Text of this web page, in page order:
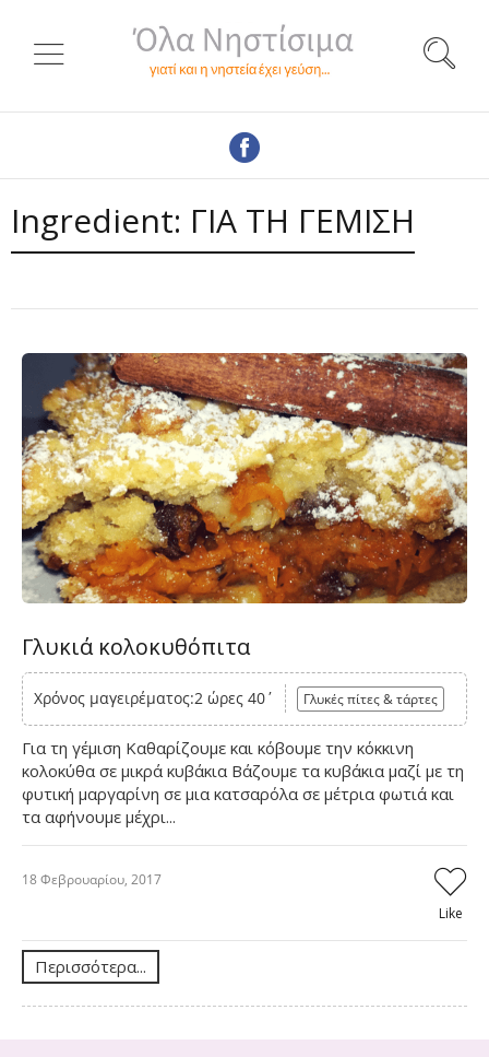
Ingredient: ΓΙΑ ΤΗ ΓΕΜΙΣΗ
Γλυκιά κολοκυθόπιτα
Χρόνος μαγειρέματος:2 ώρες 40΄ Γλυκές πίτες & τάρτες
Για τη γέμιση Καθαρίζουμε και κόβουμε την κόκκινη
κολοκύθα σε μικρά κυβάκια Βάζουμε τα κυβάκια μαζί με τη
φυτική μαργαρίνη σε μια κατσαρόλα σε μέτρια φωτιά και
τα αφήνουμε μέχρι...
18 Φεβρουαρίου, 2017
Like
Περισσότερα...